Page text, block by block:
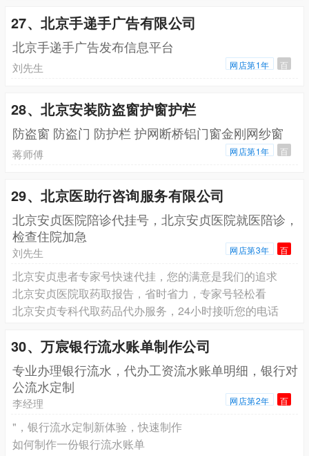
27、北京手递手广告有限公司
北京手递手广告发布信息平台
刘先生 网店第1年 百
28、北京安装防盗窗护窗护栏
防盗窗 防盗门 防护栏 护网断桥铝门窗金刚网纱窗
蒋师傅 网店第1年 百
29、北京医助行咨询服务有限公司
北京安贞医院陪诊代挂号，北京安贞医院就医陪诊，
检查住院加急
刘先生 网店第3年 百
北京安贞患者专家号快速代挂，您的满意是我们的追求
北京安贞医院取药取报告，省时省力，专家号轻松看
北京安贞专科代取药品代办服务，24小时接听您的电话
30、万宸银行流水账单制作公司
专业办理银行流水，代办工资流水账单明细，银行对
公流水定制
李经理 网店第2年 百
"，银行流水定制新体验，快速制作
如何制作一份银行流水账单